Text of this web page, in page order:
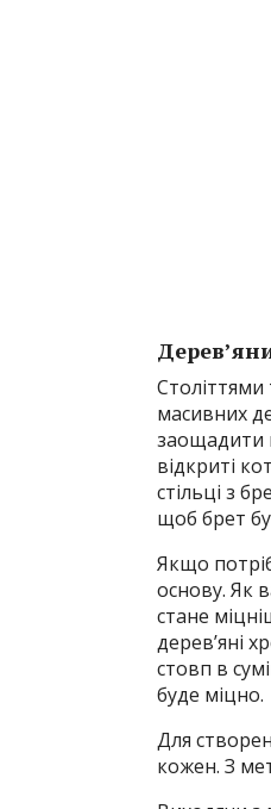
Століттями
масивних
заощадити
відкриті
стільці з
щоб брет
Якщо
основу. Як
стане
дерев’яні
стовп в
буде міцно.
Для
кожен. З